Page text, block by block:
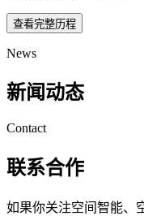
查看完整历程
News
新闻动态
Contact
联系合作
如果你关注空间智能、